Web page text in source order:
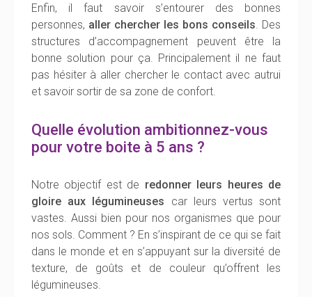
Enfin, il faut savoir s’entourer des bonnes
personnes, aller chercher les bons conseils . Des
structures d’accompagnement peuvent être la
bonne solution pour ça. Principalement il ne faut
pas hésiter à aller chercher le contact avec autrui
et savoir sortir de sa zone de confort.
Quelle évolution ambitionnez-vous
pour votre boite à 5 ans ?
Notre objectif est de redonner leurs heures de
gloire aux légumineuses car leurs vertus sont
vastes. Aussi bien pour nos organismes que pour
nos sols. Comment ? En s’inspirant de ce qui se fait
dans le monde et en s’appuyant sur la diversité de
texture, de goûts et de couleur qu’offrent les
légumineuses.